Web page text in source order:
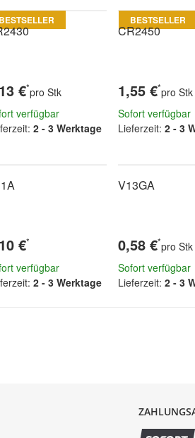
BESTSELLER
€*pro Stk
verfügbar
2 - 3 Werktage
BESTSELLER
CR2450
1,55 €*pro Stk
Sofort verfügbar
Lieferzeit: 2 - 3
€*
verfügbar
2 - 3 Werktage
V13GA
0,58 €*pro Stk
Sofort verfügbar
Lieferzeit: 2 - 3